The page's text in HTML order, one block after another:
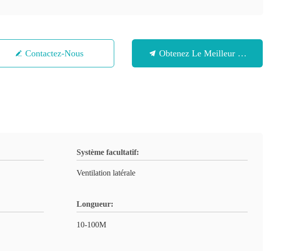
Contactez-Nous Obtenez Le Meilleur Prix
Système facultatif:
Ventilation latérale
Longueur:
10-100M